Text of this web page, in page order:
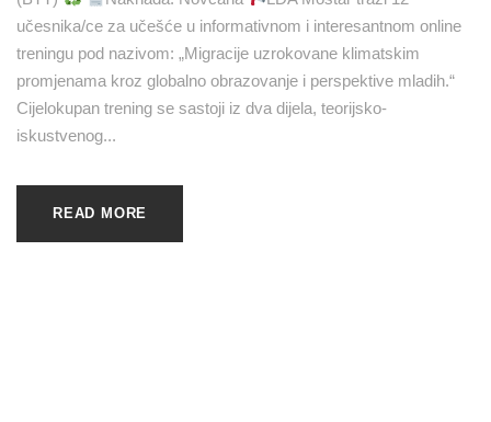
učesnika/ce za učešće u informativnom i interesantnom online
treningu pod nazivom: „Migracije uzrokovane klimatskim
promjenama kroz globalno obrazovanje i perspektive mladih.“
Cijelokupan trening se sastoji iz dva dijela, teorijsko-
iskustvenog...
READ MORE